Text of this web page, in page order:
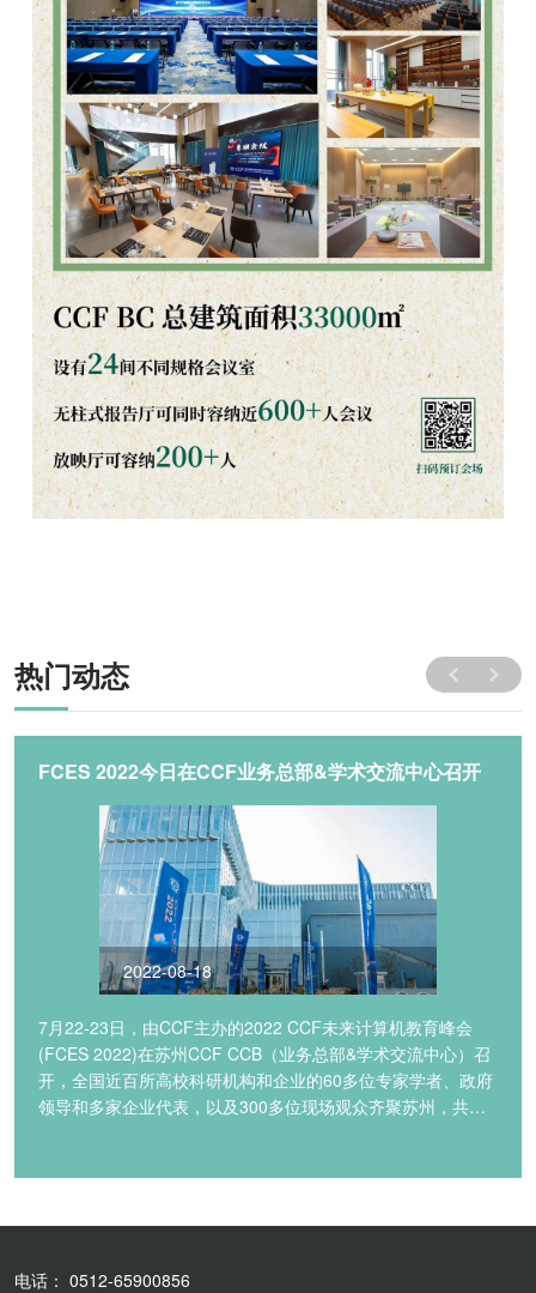
热门动态
FCES 2022今日在CCF业务总部&学术交流中心召开
2022-08-18
7月22-23日，由CCF主办的2022 CCF未来计算机教育峰会
(FCES 2022)在苏州CCF CCB（业务总部&学术交流中心）召
开，全国近百所高校科研机构和企业的60多位专家学者、政府
领导和多家企业代表，以及300多位现场观众齐聚苏州，共话
电话： 0512-65900856